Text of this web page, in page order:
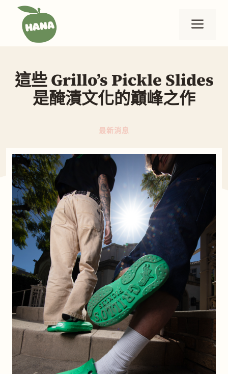
選
這些 Grillo’s Pickle Slides
是醃漬文化的巔峰之作
最新消息